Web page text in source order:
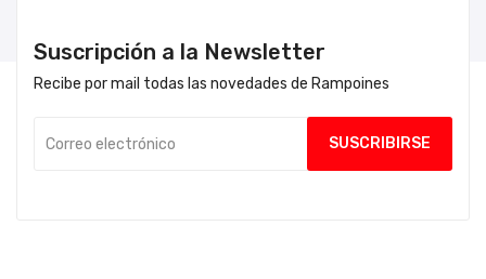
Suscripción a la Newsletter
Recibe por mail todas las novedades de Rampoines